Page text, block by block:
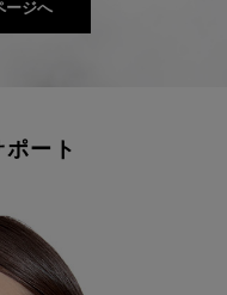
ージへ
ート